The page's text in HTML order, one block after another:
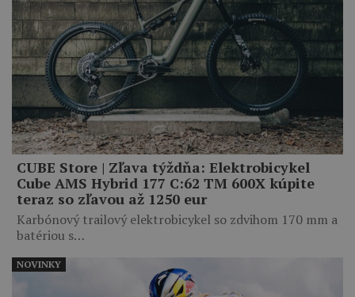
CUBE Store | Zľava týždňa: Elektrobicykel
Cube AMS Hybrid 177 C:62 TM 600X kúpite
teraz so zľavou až 1250 eur
Karbónový trailový elektrobicykel so zdvihom 170 mm a
batériou s…
NOVINKY